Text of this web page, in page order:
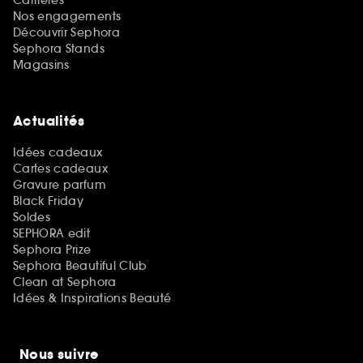
Nos engagements
Découvrir Sephora
Sephora Stands
Magasins
Actualités
Idées cadeaux
Cartes cadeaux
Gravure parfum
Black Friday
Soldes
SEPHORA edit
Sephora Prize
Sephora Beautiful Club
Clean at Sephora
Idées & Inspirations Beauté
Nous suivre